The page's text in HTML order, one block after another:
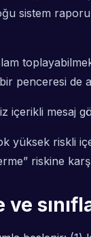
sistem
penceresi de
içerikli
yüksek riskli
riskine